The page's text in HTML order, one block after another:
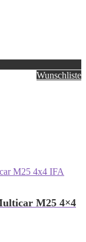
Wunschliste
M25 4×4